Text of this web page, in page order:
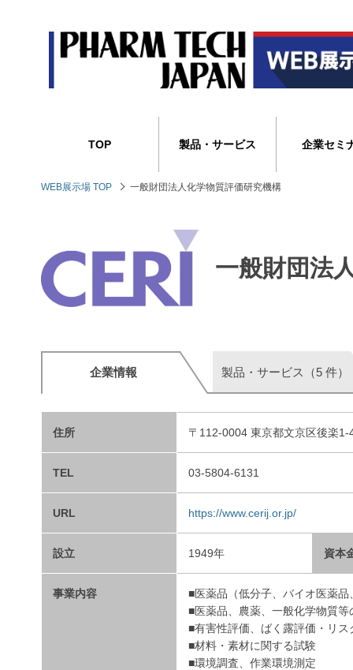
TOP 製品・サービス 企業セミ
WEB展示場 TOP 一般財団法人化学物質評価研究機構
一般財団法
企業情報 製品・サービス（5 件）
住所 〒112-0004 東京都文京区後楽
TEL 03-5804-6131
URL https://www.cerij.or.jp/
設立 1949年 資本
事業内容
■医薬品（低分子、バイオ医薬
■医薬品、農薬、一般化学物質等
■有害性評価、ばく露評価・リス
■材料・素材に関する試験
■環境調査、作業環境測定